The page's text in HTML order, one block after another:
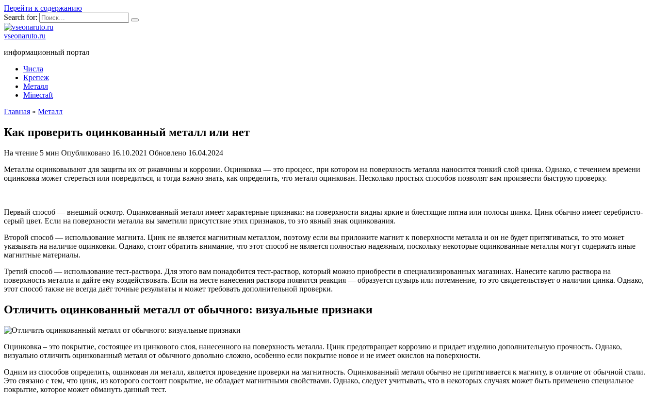
Перейти к содержанию
Search for:
vseonaruto.ru
информационный портал
Числа
Крепеж
Металл
Minecraft
Главная » Металл
Как проверить оцинкованный металл или нет
На чтение 5 мин Опубликовано 16.10.2021 Обновлено 16.04.2024
Металлы оцинковывают для защиты их от ржавчины и коррозии. Оцинковка — это процесс, при котором на поверхность металла наносится тонкий слой цинка. Однако, с течением времени
оцинковка может стереться или повредиться, и тогда важно знать, как определить, что металл оцинкован. Несколько простых способов позволят вам произвести быструю проверку.
Первый способ — внешний осмотр. Оцинкованный металл имеет характерные признаки: на поверхности видны яркие и блестящие пятна или полосы цинка. Цинк обычно имеет серебристо-
серый цвет. Если на поверхности металла вы заметили присутствие этих признаков, то это явный знак оцинкования.
Второй способ — использование магнита. Цинк не является магнитным металлом, поэтому если вы приложите магнит к поверхности металла и он не будет притягиваться, то это может
указывать на наличие оцинковки. Однако, стоит обратить внимание, что этот способ не является полностью надежным, поскольку некоторые оцинкованные металлы могут содержать иные
магнитные материалы.
Третий способ — использование тест-раствора. Для этого вам понадобится тест-раствор, который можно приобрести в специализированных магазинах. Нанесите каплю раствора на
поверхность металла и дайте ему воздействовать. Если на месте нанесения раствора появится реакция — образуется пузырь или потемнение, то это свидетельствует о наличии цинка. Однако,
этот способ также не всегда даёт точные результаты и может требовать дополнительной проверки.
Отличить оцинкованный металл от обычного: визуальные признаки
Оцинковка – это покрытие, состоящее из цинкового слоя, нанесенного на поверхность металла. Цинк предотвращает коррозию и придает изделию дополнительную прочность. Однако,
визуально отличить оцинкованный металл от обычного довольно сложно, особенно если покрытие новое и не имеет окислов на поверхности.
Одним из способов определить, оцинкован ли металл, является проведение проверки на магнитность. Оцинкованный металл обычно не притягивается к магниту, в отличие от обычной стали.
Это связано с тем, что цинк, из которого состоит покрытие, не обладает магнитными свойствами. Однако, следует учитывать, что в некоторых случаях может быть применено специальное
покрытие, которое может обмануть данный тест.